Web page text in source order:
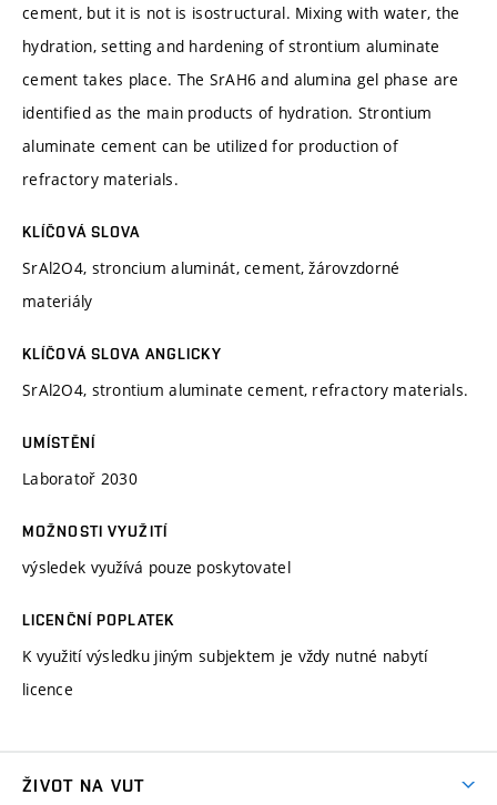
cement, but it is not is isostructural. Mixing with water, the
hydration, setting and hardening of strontium aluminate
cement takes place. The SrAH6 and alumina gel phase are
identified as the main products of hydration. Strontium
aluminate cement can be utilized for production of
refractory materials.
KLÍČOVÁ SLOVA
SrAl2O4, stroncium aluminát, cement, žárovzdorné
materiály
KLÍČOVÁ SLOVA ANGLICKY
SrAl2O4, strontium aluminate cement, refractory materials.
UMÍSTĚNÍ
Laboratoř 2030
MOŽNOSTI VYUŽITÍ
výsledek využívá pouze poskytovatel
LICENČNÍ POPLATEK
K využití výsledku jiným subjektem je vždy nutné nabytí
licence
ŽIVOT NA VUT